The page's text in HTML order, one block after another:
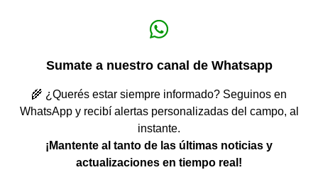
Sumate a nuestro canal de Whatsapp
🌾 ¿Querés estar siempre informado? Seguinos en
WhatsApp y recibí alertas personalizadas del campo, al
instante.
¡Mantente al tanto de las últimas noticias y
actualizaciones en tiempo real!